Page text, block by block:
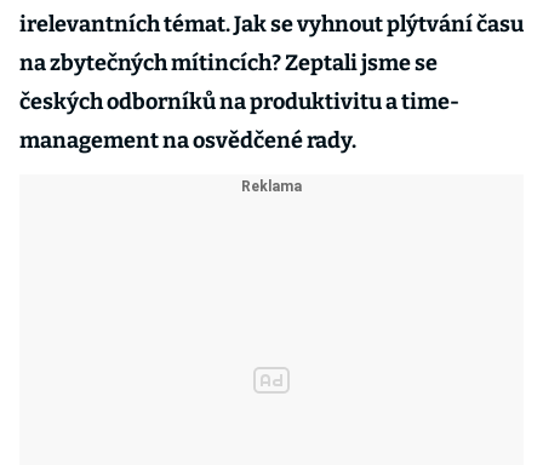
irelevantních témat. Jak se vyhnout plýtvání času
na zbytečných mítincích? Zeptali jsme se
českých odborníků na produktivitu a time-
management na osvědčené rady.